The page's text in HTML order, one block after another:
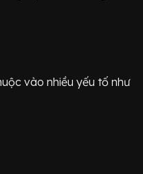
vào nhiều yếu tố như